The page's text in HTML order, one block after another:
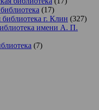
(17)
библиотека г. Клин (327)
имени А. П.
(7)